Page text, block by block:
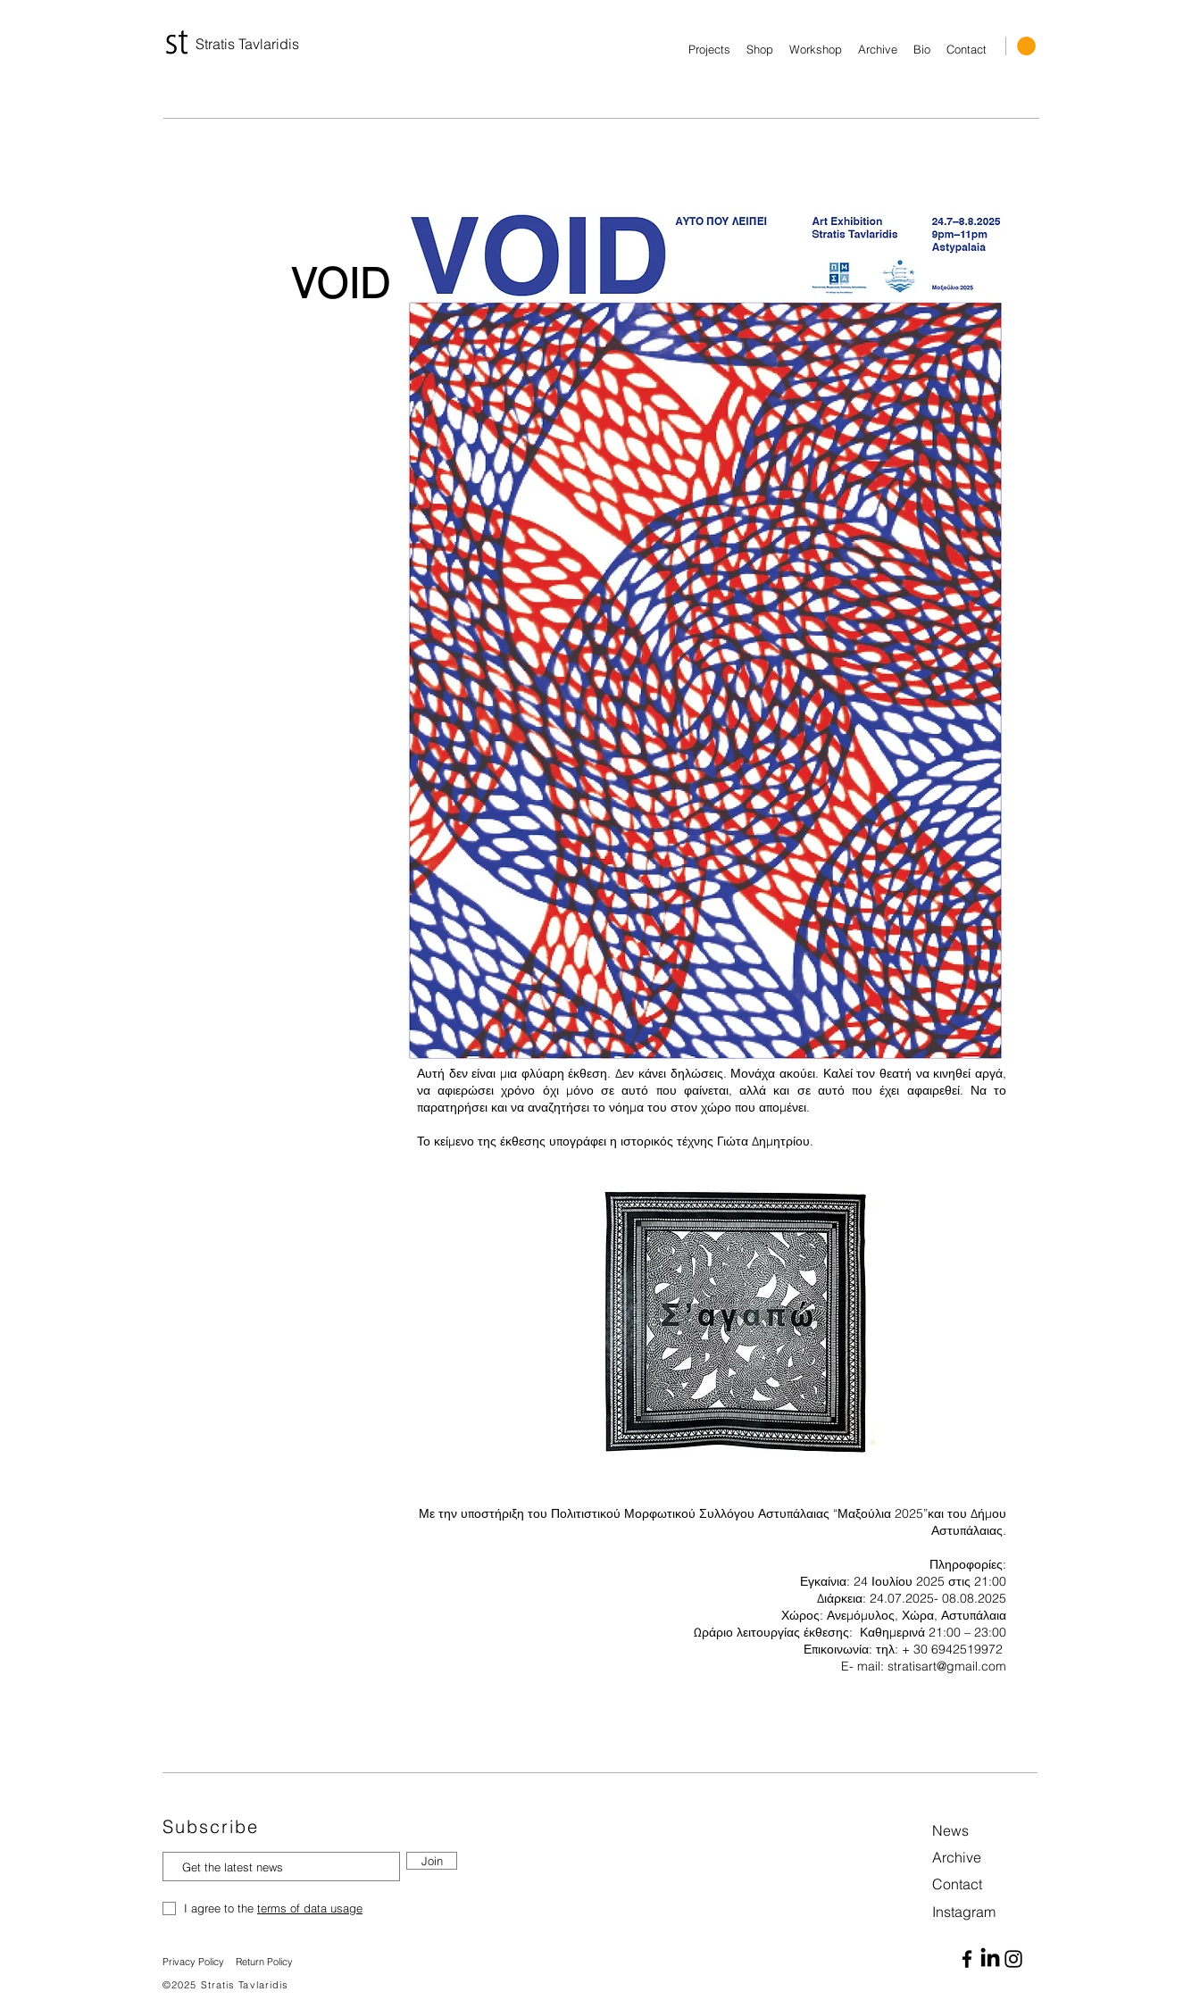
Stratis Tavlaridis Projects Shop Workshop Archive Bio Contact
VOID
VOID| Αυτό που λείπει
Σας προσκαλούμε στην Ατομική έκθεση του Στρατή Ταυλαρίδη
Στον Ανεμόμυλο της Χώρας, Αστυπάλαια
Εγκαίνια: 24 Ιουλίου 2025, ώρα 21:00
Διάρκεια: 24.07.2025 – 08.08.2025
Μέσα στον φθαρμένο από τον χρόνο ανεμόμυλο της Αστυπάλαιας, ένα μοναδικό έργο από xειροποίητο
χαρτί ξετυλίγεται σε μήκος έξι μέτρων. Ένα εύθραυστο τοπίο από τομές, σκιές και σιωπή, που φέρει επάνω
του τη φράση:
«αυτό που λείπει, ορίζει αυτό που μένει»
του Γεράσιμου Ευαγγελάτου, συμπυκνώνοντας χρόνια δουλειάς του Στρατή Ταυλαρίδη σε μία ανάσα.
Ο Στρατής Ταυλαρίδης, έπειτα από αλλεπάλληλα καλοκαίρια στην Αστυπάλαια, επιστρέφει με την πρώτη
ατομική έκθεση στον τόπο αυτόν. Το έργο του εμφανίζεται μέσα σε ένα τοπίο που, χωρίς να το επιδιώξει,
έχει υφανθεί μέσα στη σκέψη του. Η σπείρα, επαναλαμβανόμενο μοτίβο στο εικαστικό του λεξιλόγιο και
έντονα παρούσα στο νέο αυτό έργο, μοιάζει να συγγενεύει παράδοξα με τις χαράξεις που συναντά κανείς
στις πέτρες του νησιού, όπου σπειροειδή σχήματα έχουν σκαλιστεί στο χέρι, αιώνες πριν.
Εδώ και πάνω από μια δεκαετία, ο Ταυλαρίδης δουλεύει σχεδόν αποκλειστικά με χειροποίητα χαρτιά λίγων
γραμμαρίων, τα οποία κόβει με χειρουργικό νυστέρι. Μέσω της τεχνικής του papercut «ζωγραφίζει»
περίπλοκες συνθέσεις που ισορροπούν ανάμεσα στην ακρίβεια και την ευθραυστότητα. Οι λεπτεπίλεπτοι
κόσμοι του προκύπτουν μέσα από την αφαίρεση της ύλης, δεν προσπαθούν να επιβληθούν στον χώρο,
αλλά να συγχρονιστούν μαζί του, αφήνοντας το παρελθόν και το παρόν να ανασάνουν μέσα απ’ το χαρτί.
Αυτή δεν είναι μια φλύαρη έκθεση. Δεν κάνει δηλώσεις. Μονάχα ακούει. Καλεί τον θεατή να κινηθεί αργά,
να αφιερώσει χρόνο όχι μόνο σε αυτό που φαίνεται, αλλά και σε αυτό που έχει αφαιρεθεί. Να το
παρατηρήσει και να αναζητήσει το νόημα του στον χώρο που απομένει.
Το κείμενο της έκθεσης υπογράφει η ιστορικός τέχνης Γιώτα Δημητρίου.
Με την υποστήριξη του Πολιτιστικού Μορφωτικού Συλλόγου Αστυπάλαιας “Μαξούλια 2025”και του Δήμου
Αστυπάλαιας.
Πληροφορίες:
Εγκαίνια: 24 Ιουλίου 2025 στις 21:00
Διάρκεια: 24.07.2025- 08.08.2025
Χώρος: Ανεμόμυλος, Χώρα, Αστυπάλαια
Ωράριο λειτουργίας έκθεσης: Καθημερινά 21:00 – 23:00
Επικοινωνία: τηλ: + 30 6942519972
E- mail: stratisart@gmail.com
Subscribe
Join
I agree to the terms of data usage
Privacy Policy Return Policy
News
Archive
Contact
Instagram
©2025 Stratis Tavlaridis